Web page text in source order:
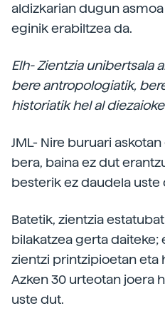
aldizkarian dugun
eginik erabiltzea da.
Elh- Zientzia unibertsala
bere antropologiatik,
historiatik hel al
JML- Nire buruari
bera, baina ez dut
besterik ez daudela uste
Batetik, zientzia
bilakatzea gerta daiteke;
zientzi printzipioetan eta
Azken 30 urteotan joera
uste dut.